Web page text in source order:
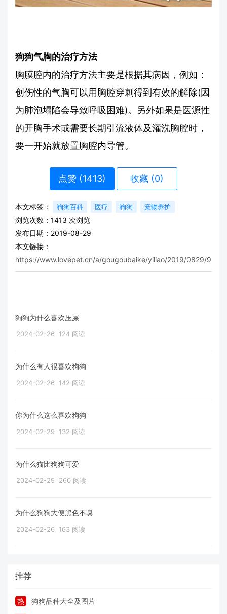
狗狗气胸的治疗方法
胸膜腔内的治疗方法主要是根据其病因，例如：
创伤性的气胸可以用胸腔穿刺得到有效的解除(因
为肺泡塌陷会导致呼吸困难)。另外如果是医源性
的开胸手术或需要长期引流液体及灌洗胸腔时，
要一开始就放置胸腔内导管。
点赞 (1413) 收藏 (0)
本文标签： 狗狗百科 医疗 狗狗 宠物养护
浏览次数： 1413 次浏览
发布日期：2019-08-29
本文链接：
https://www.lovepet.cn/a/gougoubaike/yiliao/2019/0829/
狗狗为什么喜欢压屎
2024-02-26 124 阅读
为什么有人很喜欢狗狗
2024-02-26 142 阅读
你为什么这么喜欢狗狗
2024-02-29 132 阅读
为什么猫比狗狗可爱
2024-02-29 260 阅读
为什么狗狗大便黑色不臭
2024-02-26 163 阅读
推荐
热 狗狗品种大全及图片